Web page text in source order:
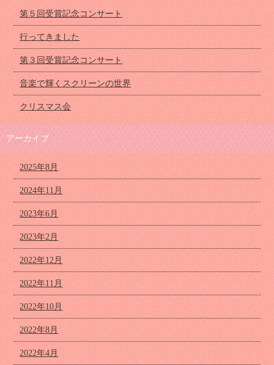
第５回受賞記念コンサート
行ってきました
第３回受賞記念コンサート
音楽で輝くスクリーンの世界
クリスマス会
アーカイブ
2025年8月
2024年11月
2023年6月
2023年2月
2022年12月
2022年11月
2022年10月
2022年8月
2022年4月